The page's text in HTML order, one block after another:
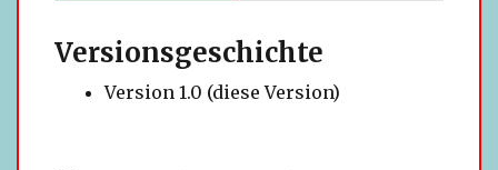
Versionsgeschichte
Version 1.0 (diese Version)